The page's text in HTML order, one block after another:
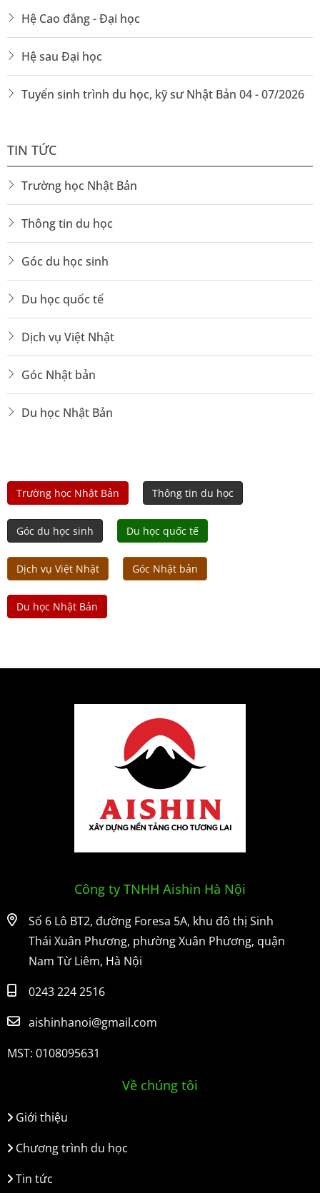
Hệ Cao đẳng - Đại học
Hệ sau Đại học
Tuyển sinh trình du học, kỹ sư Nhật Bản 04 - 07/2026
TIN TỨC
Trường học Nhật Bản
Thông tin du học
Góc du học sinh
Du học quốc tế
Dịch vụ Việt Nhật
Góc Nhật bản
Du học Nhật Bản
Trường học Nhật Bản Thông tin du học
Góc du học sinh Du học quốc tế
Dịch vụ Việt Nhật Góc Nhật bản
Du học Nhật Bản
Công ty TNHH Aishin Hà Nội
Số 6 Lô BT2, đường Foresa 5A, khu đô thị Sinh
Thái Xuân Phương, phường Xuân Phương, quận
Nam Từ Liêm, Hà Nội
0243 224 2516
aishinhanoi@gmail.com
MST: 0108095631
Về chúng tôi
Giới thiệu
Chương trình du học
Tin tức